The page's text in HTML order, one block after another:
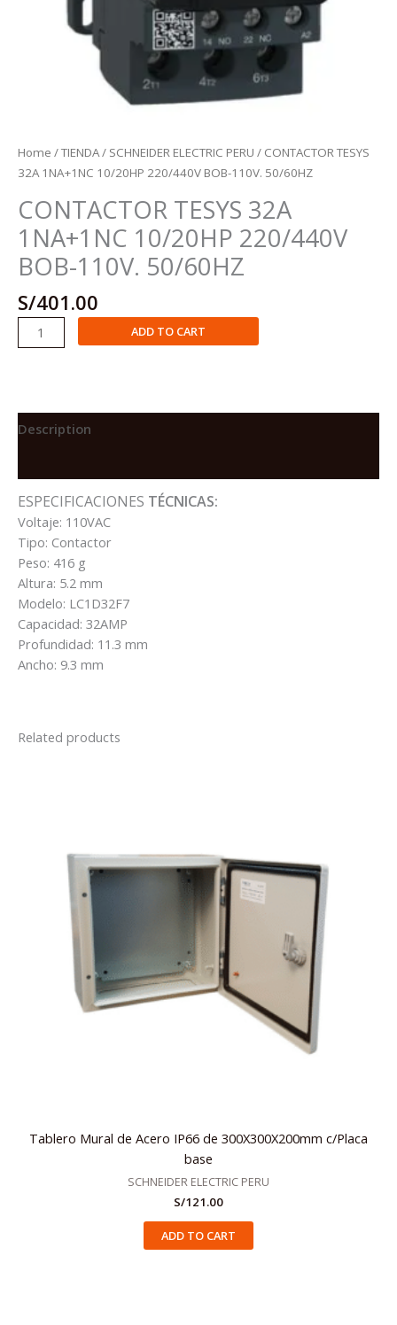
Home /TIENDA/ SCHNEIDER ELECTRIC PERU / CONTACTOR TESYS
32A 1NA+1NC 10/20HP 220/440V BOB-110V. 50/60HZ
CONTACTOR TESYS 32A
1NA+1NC 10/20HP 220/440V
BOB-110V. 50/60HZ
S/401.00
CONTACTOR
TESYS
220/440V
quantity
ADD TO CART
Description
ESPECIFICACIONES TÉCNICAS:
Voltaje: 110VAC
Tipo: Contactor
Peso: 416 g
Altura: 5.2 mm
Modelo: LC1D32F7
Capacidad: 32AMP
Profundidad: 11.3 mm
Ancho: 9.3 mm
Related products
Tablero Mural de Acero IP66 de 300X300X200mm c/Placa
base
SCHNEIDER ELECTRIC PERU
S/121.00
ADD TO CART